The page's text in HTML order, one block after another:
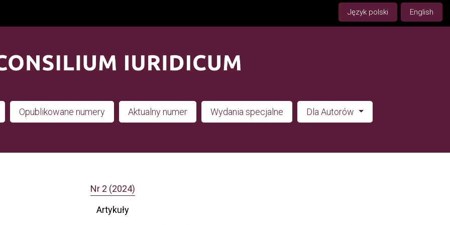
Język polski English
Opublikowane numery Aktualny numer Wydania specjalne Dla Autorów
Nr 2 (2024)
Artykuły